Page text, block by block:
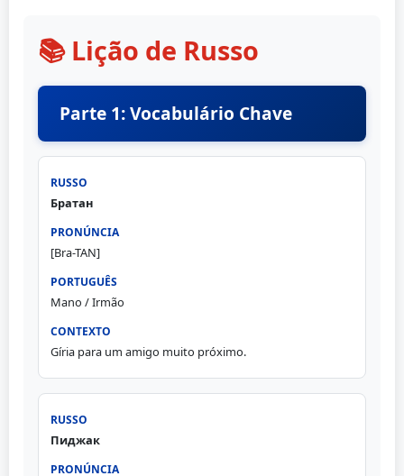
📚 Lição de Russo
Parte 1: Vocabulário Chave
Братан
[Bra-TAN]
Mano / Irmão
Gíria para um amigo muito próximo.
Пиджак